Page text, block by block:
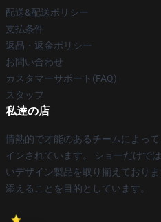
配送&配送ポリシー
支払条件
返品・返金ポリシー
お問い合わせ
カスタマーサポート(FAQ)
スタッフ
私達の店
情熱的で才能のあるチームによっ
インされています。 ショーだけで
いデザイン製品を取り揃えており
添えることを目的としています。